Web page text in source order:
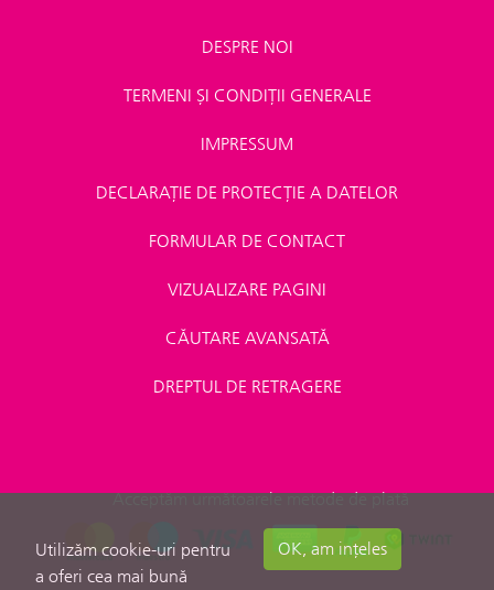
DESPRE NOI
TERMENI ȘI CONDIȚII GENERALE
IMPRESSUM
DECLARAȚIE DE PROTECȚIE A DATELOR
FORMULAR DE CONTACT
VIZUALIZARE PAGINI
CĂUTARE AVANSATĂ
DREPTUL DE RETRAGERE
Acceptăm următoarele metode de plată
Utilizăm cookie-uri pentru
a oferi cea mai bună
OK, am ințeles